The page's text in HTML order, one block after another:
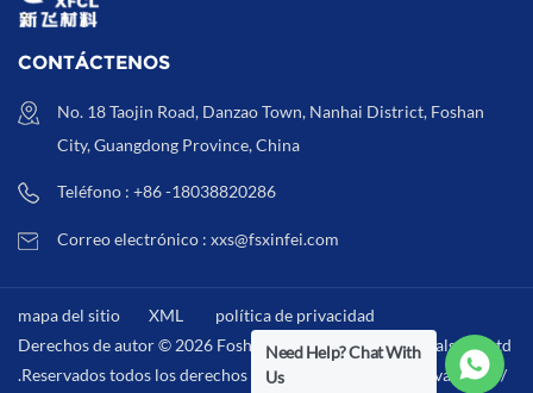
CONTÁCTENOS
No. 18 Taojin Road, Danzao Town, Nanhai District, Foshan
City, Guangdong Province, China
Teléfono : +86 -18038820286
Correo electrónico : xxs@fsxinfei.com
mapa del sitio XML
política de privacidad
Derechos de autor © 2026 Foshan Xinfei Hygiene Materials Co.,Ltd
.Reservados todos los derechos . / XML política de privacidad /
Need Help? Chat With
Us